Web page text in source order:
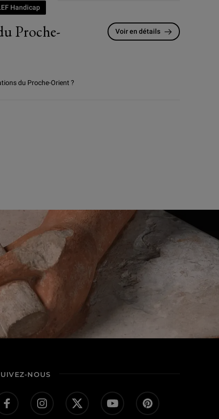
Proche-
Handicap
du Proche-Orient ?
Voir en détails
NOUS